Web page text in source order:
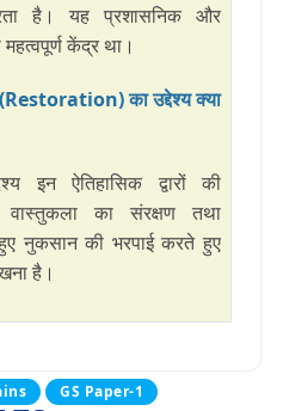
है। यह प्रशासनिक और
केंद्र था।
का उद्देश्य क्या
इन ऐतिहासिक द्वारों की
का संरक्षण तथा
नुकसान की भरपाई करते हुए
है।
GS Paper-1